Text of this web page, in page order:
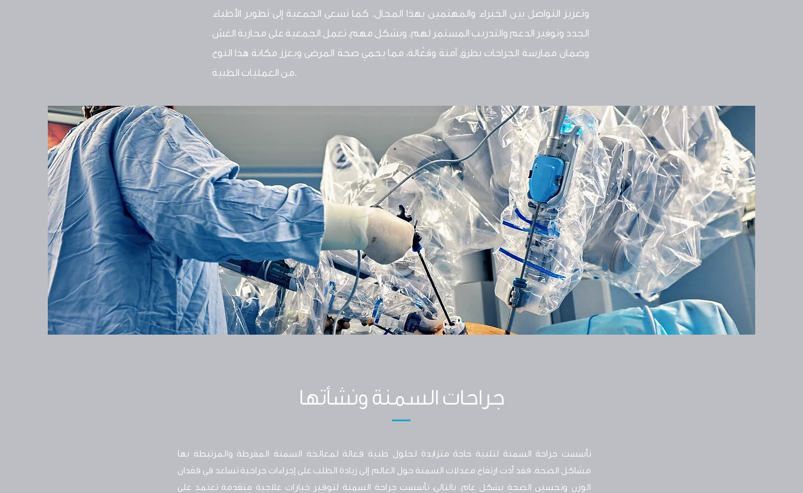
وتعزيز التواصل بين الخبراء والمهتمين بهذا المجال. كما تسعى الجمعية إلى تطوير الأطباء
الجدد وتوفير الدعم والتدريب المستمر لهم. وبشكل مهم، تعمل الجمعية على محاربة الغش
وضمان ممارسة الجراحات بطرق آمنة وفعّالة، مما يحمي صحة المرضى ويعزز مكانة هذا النوع
من العمليات الطبية.
جراحات السمنة ونشأتها
تأسست جراحة السمنة لتلبية حاجة متزايدة لحلول طبية فعالة لمعالجة السمنة المفرطة والمرتبطة بها
مشاكل الصحة. فقد أدت ارتفاع معدلات السمنة حول العالم إلى زيادة الطلب على إجراءات جراحية تساعد في فقدان
الوزن وتحسين الصحة بشكل عام. بالتالي، تأسست جراحة السمنة لتوفير خيارات علاجية متقدمة تعتمد على